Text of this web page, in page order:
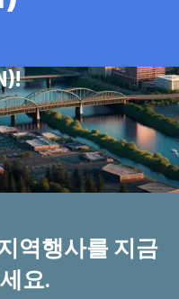
포사회를 섬겨온
SOCIETY OF
역행사를 지금
요.